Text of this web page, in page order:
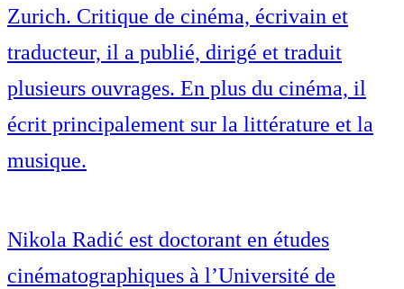
Zurich. Critique de cinéma, écrivain et
traducteur, il a publié, dirigé et traduit
plusieurs ouvrages. En plus du cinéma, il
écrit principalement sur la littérature et la
musique.
Nikola Radić est doctorant en études
cinématographiques à l’Université de